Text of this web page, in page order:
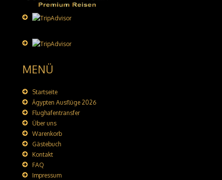
MENÜ
Startseite
Ägypten Ausflüge 2026
Flughafentransfer
Über uns
Warenkorb
Gästebuch
Kontakt
FAQ
Impressum